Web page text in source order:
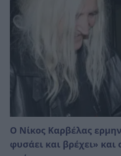
Ο Νίκος Καρβέλας
φυσάει και βρέχει»